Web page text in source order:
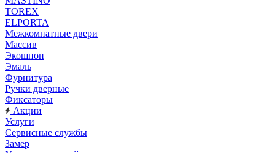
TOREX
ELPORTA
Межкомнатные двери
Массив
Экошпон
Эмаль
Фурнитура
Ручки дверные
Фиксаторы
Акции
Услуги
Сервисные службы
Замер